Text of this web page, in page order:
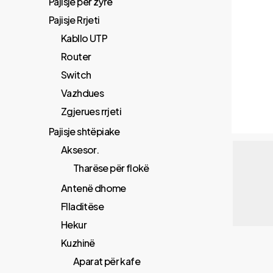
Pajisje Rrjeti
Kabllo UTP
Router
Switch
Vazhdues
Zgjerues rrjeti
Pajisje shtëpiake
Aksesor.
Tharëse për flokë
Antenë dhome
Flladitëse
Hekur
Kuzhinë
Aparat për kafe